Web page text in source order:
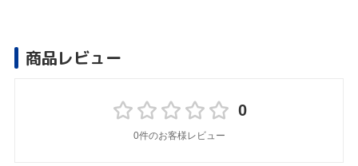
商品レビュー
0
0件のお客様レビュー